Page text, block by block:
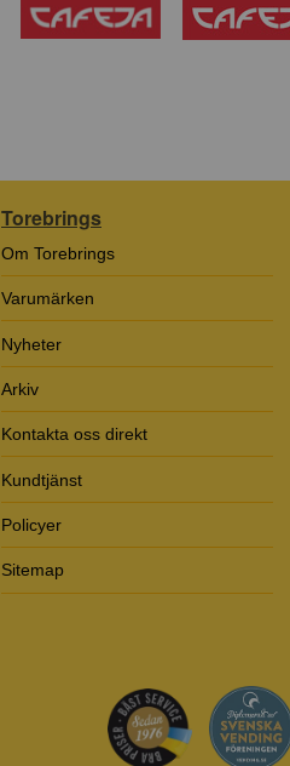
Torebrings
Om Torebrings
Varumärken
Nyheter
Arkiv
Kontakta oss direkt
Kundtjänst
Policyer
Sitemap